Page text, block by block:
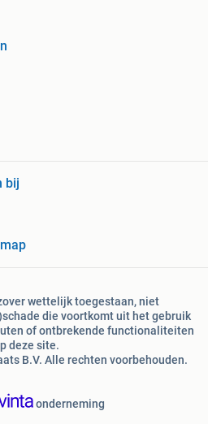
bij
wettelijk toegestaan, niet
die voortkomt uit het gebruik
of ontbrekende functionaliteiten
deze site.
B.V. Alle rechten voorbehouden.
onderneming